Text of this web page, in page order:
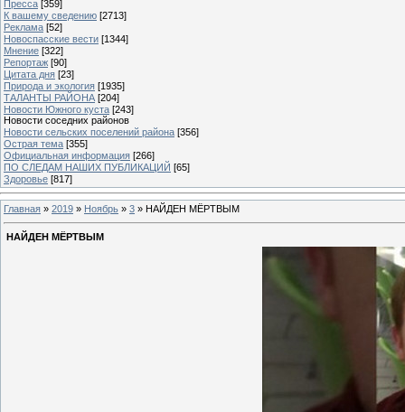
Пресса [359]
К вашему сведению [2713]
Реклама [52]
Новоспасские вести [1344]
Мнение [322]
Репортаж [90]
Цитата дня [23]
Природа и экология [1935]
ТАЛАНТЫ РАЙОНА [204]
Новости Южного куста [243]
Новости соседних районов
Новости сельских поселений района [356]
Острая тема [355]
Официальная информация [266]
ПО СЛЕДАМ НАШИХ ПУБЛИКАЦИЙ [65]
Здоровье [817]
Главная » 2019 » Ноябрь » 3 » НАЙДЕН МЁРТВЫМ
НАЙДЕН МЁРТВЫМ